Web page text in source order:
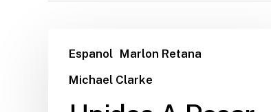
Espanol Marlon Retana
Michael Clarke